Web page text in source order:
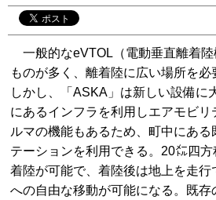
一般的なeVTOL（電動垂直離着陸
ものが多く、離着陸に広い場所を必
しかし、「ASKA」は新しい設備に
にあるインフラを利用しエアモビリ
ルマの機能もあるため、町中にある
テーションを利用できる。20㍍四
着陸が可能で、着陸後は地上を走
への自由な移動が可能になる。既存